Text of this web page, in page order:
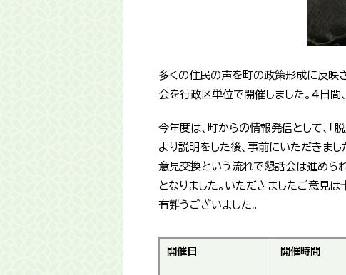
多くの住民の声を町の政策形成に反映さ
会を行政区単位で開催しました。4日
今年度は、町からの情報発信として、「脱
より説明をした後、事前にいただきま
意見交換という流れで懇話会は進めら
となりました。いただきましたご意見
有難うございました。
開催日 開催時間